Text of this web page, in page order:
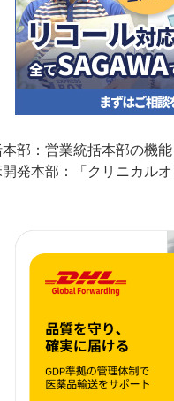
部：営業統括本部の機
発本部：「クリニカル